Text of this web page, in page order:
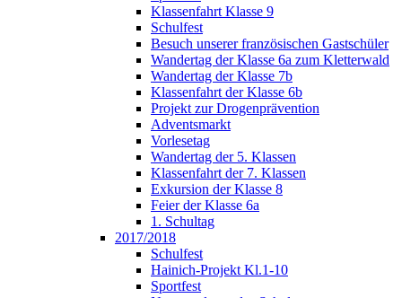
Klassenfahrt Klasse 9
Schulfest
Besuch unserer französischen Gastschüler
Wandertag der Klasse 6a zum Kletterwald
Wandertag der Klasse 7b
Klassenfahrt der Klasse 6b
Projekt zur Drogenprävention
Adventsmarkt
Vorlesetag
Wandertag der 5. Klassen
Klassenfahrt der 7. Klassen
Exkursion der Klasse 8
Feier der Klasse 6a
1. Schultag
2017/2018
Schulfest
Hainich-Projekt Kl.1-10
Sportfest